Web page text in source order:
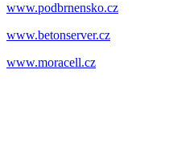
www.podbrnensko.cz
www.betonserver.cz
www.moracell.cz